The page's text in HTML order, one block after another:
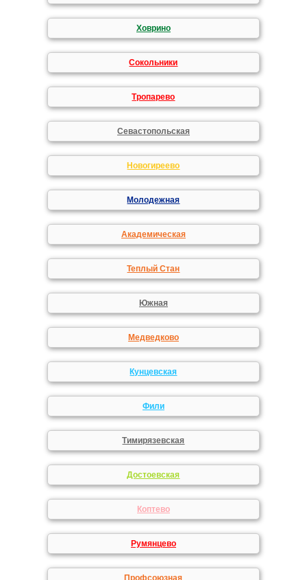
Ховрино
Сокольники
Тропарево
Севастопольская
Новогиреево
Молодежная
Академическая
Теплый Стан
Южная
Медведково
Кунцевская
Фили
Тимирязевская
Достоевская
Коптево
Румянцево
Профсоюзная